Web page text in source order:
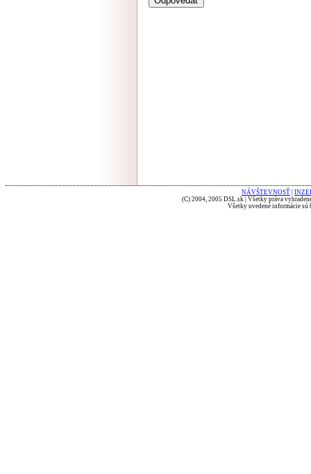
NÁVŠTEVNOSŤ
(C) 2004, 2005 DSL.sk | Všetky práva
Všetky uvedené informácie sú